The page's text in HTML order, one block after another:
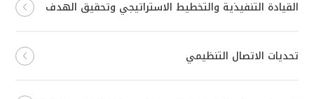
القيادة التنفيذية والتخطيط الاستراتيجي وتحقيق الهدف
تحديات الاتصال التنظيمي